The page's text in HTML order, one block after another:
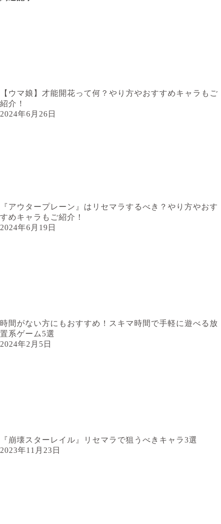
【ウマ娘】才能開花って何？やり方やおすすめキャラもご
紹介！
2024年6月26日
『アウタープレーン』はリセマラするべき？やり方やおす
すめキャラもご紹介！
2024年6月19日
時間がない方にもおすすめ！スキマ時間で手軽に遊べる放
置系ゲーム5選
2024年2月5日
『崩壊スターレイル』リセマラで狙うべきキャラ3選
2023年11月23日